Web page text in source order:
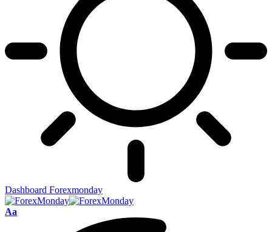
Dashboard Forexmonday
Aa